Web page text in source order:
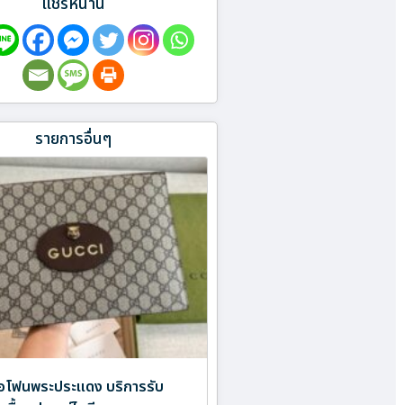
รายการอื่นๆ
โฟนพระประแดง บริการรับ